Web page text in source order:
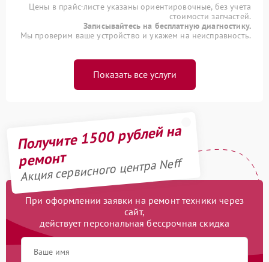
Цены в прайс-листе указаны ориентировочные, без учета
стоимости запчастей.
Записывайтесь на бесплатную диагностику.
Мы проверим ваше устройство и укажем на неисправность.
Показать все услуги
Получите 1500 рублей на
ремонт
Акция сервисного центра Neff
При оформлении заявки на ремонт техники через
сайт,
действует персональная бессрочная скидка